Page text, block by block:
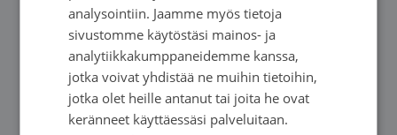
Esillä 1 viesti (kaikkiaan 1)
Sinun täytyy olla kirjautunut vastataksesi tähän viestiketjuun.
Käyttäjänimi
analysointiin. Jaamme myös tietoja
sivustomme käytöstäsi mainos- ja
analytiikkakumppaneidemme kanssa,
jotka voivat yhdistää ne muihin tietoihin,
jotka olet heille antanut tai joita he ovat
keränneet käyttäessäsi palveluitaan.